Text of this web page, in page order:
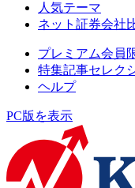
人気テーマ
ネット証券会社
プレミアム会員
特集記事セレク
ヘルプ
PC版を表示